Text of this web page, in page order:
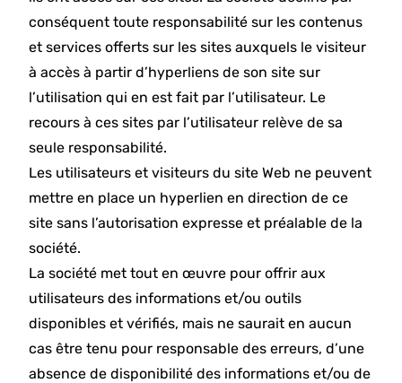
conséquent toute responsabilité sur les contenus
et services offerts sur les sites auxquels le visiteur
à accès à partir d’hyperliens de son site sur
l’utilisation qui en est fait par l’utilisateur. Le
recours à ces sites par l’utilisateur relève de sa
seule responsabilité.
Les utilisateurs et visiteurs du site Web ne peuvent
mettre en place un hyperlien en direction de ce
site sans l’autorisation expresse et préalable de la
société.
La société met tout en œuvre pour offrir aux
utilisateurs des informations et/ou outils
disponibles et vérifiés, mais ne saurait en aucun
cas être tenu pour responsable des erreurs, d’une
absence de disponibilité des informations et/ou de